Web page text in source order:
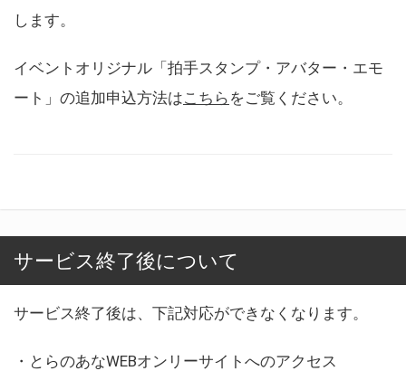
します。
イベントオリジナル「拍手スタンプ・アバター・エモ
ート」の追加申込方法はこちら をご覧ください。
サービス終了後について
サービス終了後は、下記対応ができなくなります。
・とらのあなWEBオンリーサイトへのアクセス